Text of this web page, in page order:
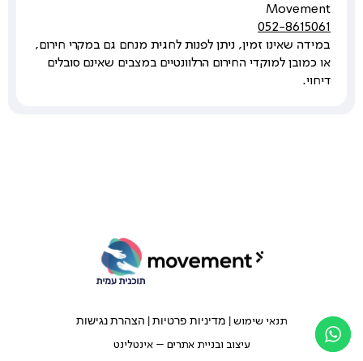
Movement
052-8615061
במידה שאינו זמין, ניתן לפנות לחגית מנחם גם במקרי חירום,
או כמובן למוקדי החירום הרלוונטיים במצבים שאינם סובלים
דיחוי.
תנאי שימוש | מדיניות פרטיות| הצהרת נגישות
עיצוב ובניית אתרים – אינטלינט